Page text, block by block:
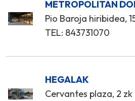
METROPOLITAN
Pio Baroja hiribidea,
TEL: 843731070
HEGALAK
Cervantes plaza, 2 zk